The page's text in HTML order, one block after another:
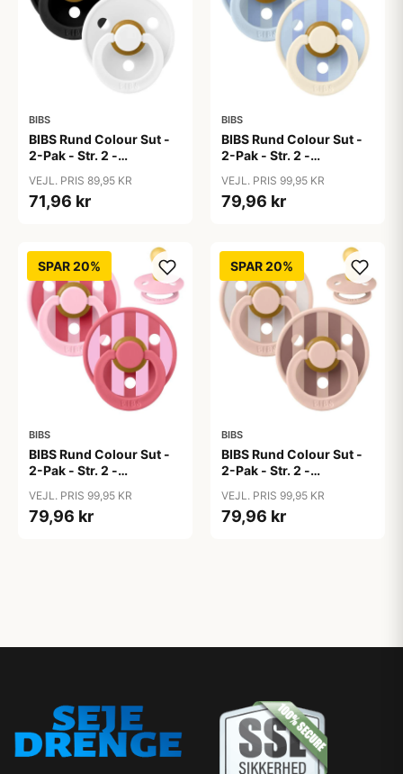
BIBS
BIBS Rund Colour Sut -
2-Pak - Str. 2 -
Black/White
VEJL. PRIS 89,95 KR
71,96 kr
BIBS
BIBS Rund Colour Sut -
2-Pak - Str. 2 -
Studio - Baby Blue/Dusty
Blue Mix
VEJL. PRIS 99,95 KR
79,96 kr
SPAR 20%
BIBS
BIBS Rund Colour Sut -
2-Pak - Str. 2 -
Studio - Baby Pink/Coral
Mix
VEJL. PRIS 99,95 KR
79,96 kr
SPAR 20%
BIBS
BIBS Rund Colour Sut -
2-Pak - Str. 2 -
Studio - Blush Mix
VEJL. PRIS 99,95 KR
79,96 kr